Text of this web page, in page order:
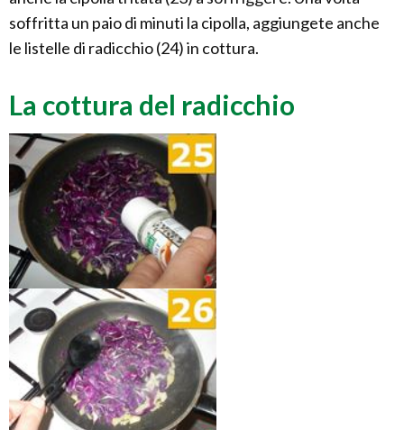
soffritta un paio di minuti la cipolla, aggiungete anche
le listelle di radicchio (24) in cottura.
La cottura del radicchio